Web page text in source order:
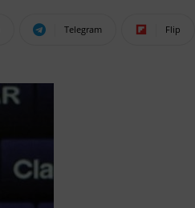
Telegram Flip